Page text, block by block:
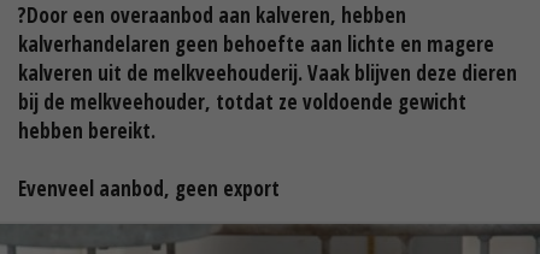
?Door een overaanbod aan kalveren, hebben
kalverhandelaren geen behoefte aan lichte en magere
kalveren uit de melkveehouderij. Vaak blijven deze dieren
bij de melkveehouder, totdat ze voldoende gewicht
hebben bereikt.
Evenveel aanbod, geen export